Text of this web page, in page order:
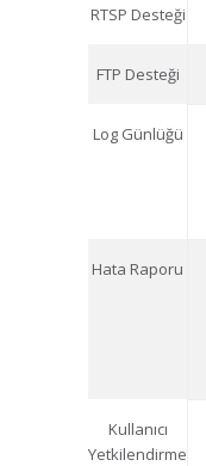
RTSP Desteği
FTP Desteği
Log Günlüğü
Hata Raporu
Kullanıcı
Yetkilendirme